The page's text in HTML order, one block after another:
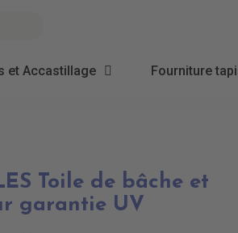
et Accastillage Fourniture
Toile de bâche et
garantie UV